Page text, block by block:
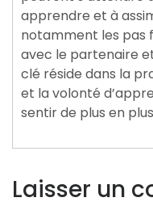
apprendre et à
notamment les pas
avec le partenaire
clé réside dans la
et la volonté
sentir de plus en
Laisser un